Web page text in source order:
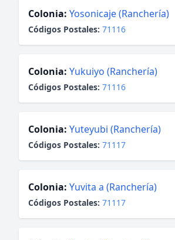
Colonia: Yosonicaje (Ranchería)
Códigos Postales: 71116
Colonia: Yukuiyo (Ranchería)
Códigos Postales: 71116
Colonia: Yuteyubi (Ranchería)
Códigos Postales: 71117
Colonia: Yuvita a (Ranchería)
Códigos Postales: 71117